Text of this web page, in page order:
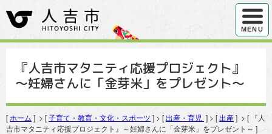
ハンバ
MENU
『人吉市マタニティ応援プロジェクト』
～妊婦さんに「金芽米」をプレゼント～
[ ホーム ] > [子育て・教育・文化・スポーツ ] > [出産・育児 ] > [出産] > [ 『人
吉市マタニティ応援プロジェクト』～妊婦さんに「金芽米」をプレゼント～ ]